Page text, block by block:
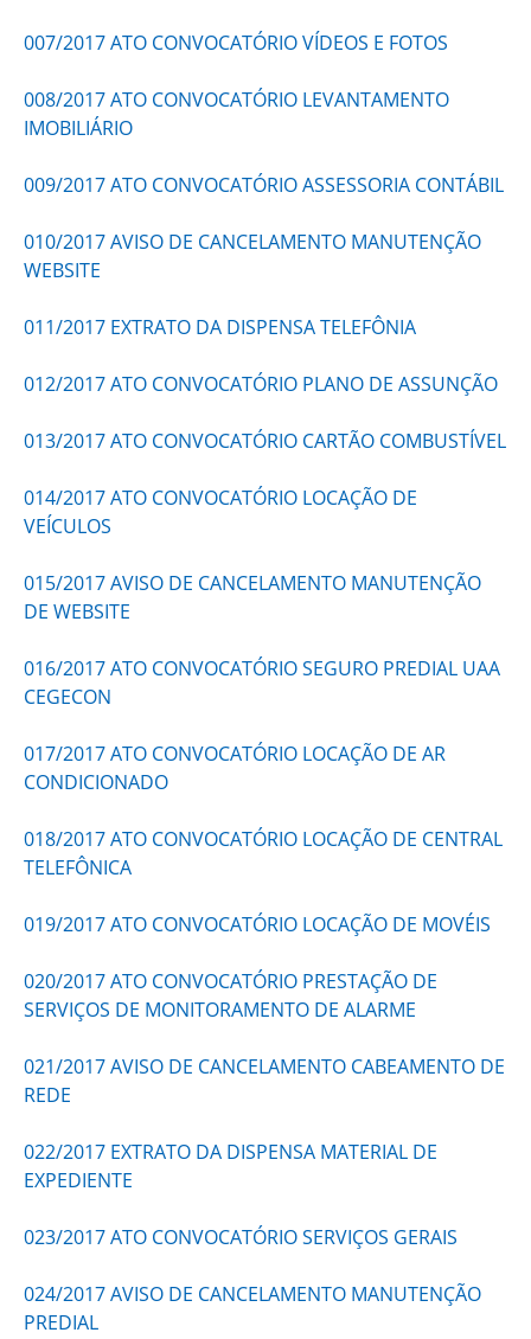
007/2017 ATO CONVOCATÓRIO VÍDEOS E FOTOS
008/2017 ATO CONVOCATÓRIO LEVANTAMENTO
IMOBILIÁRIO
009/2017 ATO CONVOCATÓRIO ASSESSORIA CONTÁBIL
010/2017 AVISO DE CANCELAMENTO MANUTENÇÃO
WEBSITE
011/2017 EXTRATO DA DISPENSA TELEFÔNIA
012/2017 ATO CONVOCATÓRIO PLANO DE ASSUNÇÃO
013/2017 ATO CONVOCATÓRIO CARTÃO COMBUSTÍVEL
014/2017 ATO CONVOCATÓRIO LOCAÇÃO DE
VEÍCULOS
015/2017 AVISO DE CANCELAMENTO MANUTENÇÃO
DE WEBSITE
016/2017 ATO CONVOCATÓRIO SEGURO PREDIAL UAA
CEGECON
017/2017 ATO CONVOCATÓRIO LOCAÇÃO DE AR
CONDICIONADO
018/2017 ATO CONVOCATÓRIO LOCAÇÃO DE CENTRAL
TELEFÔNICA
019/2017 ATO CONVOCATÓRIO LOCAÇÃO DE MOVÉIS
020/2017 ATO CONVOCATÓRIO PRESTAÇÃO DE
SERVIÇOS DE MONITORAMENTO DE ALARME
021/2017 AVISO DE CANCELAMENTO CABEAMENTO DE
REDE
022/2017 EXTRATO DA DISPENSA MATERIAL DE
EXPEDIENTE
023/2017 ATO CONVOCATÓRIO SERVIÇOS GERAIS
024/2017 AVISO DE CANCELAMENTO MANUTENÇÃO
PREDIAL